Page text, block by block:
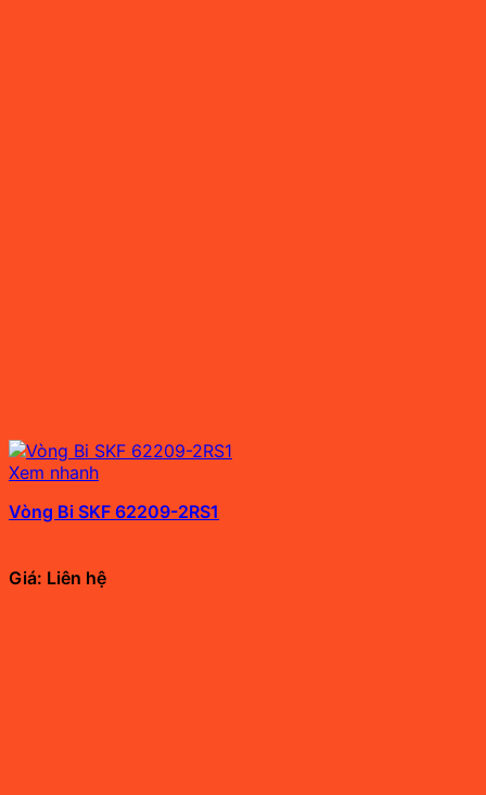
Xem nhanh
Vòng Bi SKF 62209-2RS1
Giá: Liên hệ